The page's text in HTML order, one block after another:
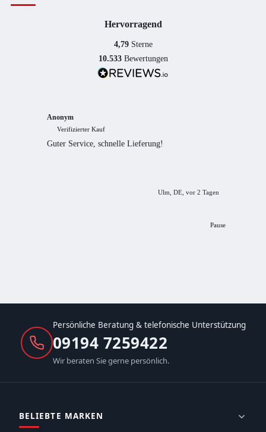
Hervorragend
4,79 Sterne
10.533 Bewertungen
Anonym
Verifizierter Kauf
Guter Service, schnelle Lieferung!
Ulm, DE, vor 2 Tagen
Pause
Persönliche Beratung & telefonische Unterstützung
09194 7259422
Wir beraten Sie gerne persönlich.
BELIEBTE MARKEN